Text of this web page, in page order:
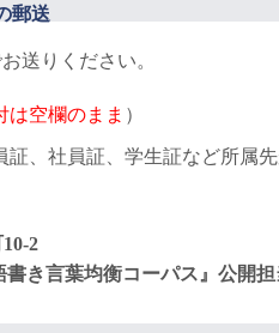
郵送
送りください。
は空欄のまま ）
、社員証、学生証など所属先
2
き言葉均衡コーパス』公開担